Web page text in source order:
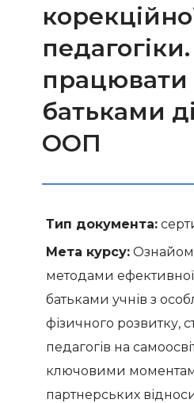
працювати
батьками
ООП
Тип документа:
Мета курсу:
методами ефективної
батьками учнів з
фізичного розвитку,
педагогів на
ключовими
партнерських